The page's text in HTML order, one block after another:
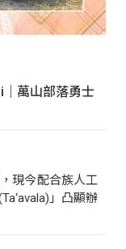
｜萬山部落勇士
現今配合族人工
」凸顯辦